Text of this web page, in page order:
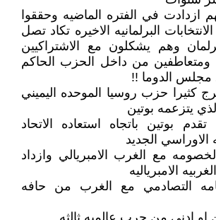
ازدادت في الفتره الماضيه وحققوا
البرلمانيه الاخيره تكاد تصل
وهم يشكلون مع الاشتراكيين
ومتعاطفين من داخل الحزب الحاكم
الدوما !!
كثيرا حزب روسيا الموحده اليميني
يتزعمه بوتين
بوتين باتجاه استعاده الاتحاد
الاوراسي الجديد
مع الغرب الامبريالي وازداد
الامبرياليه
التصادمي مع الغرب من حافه